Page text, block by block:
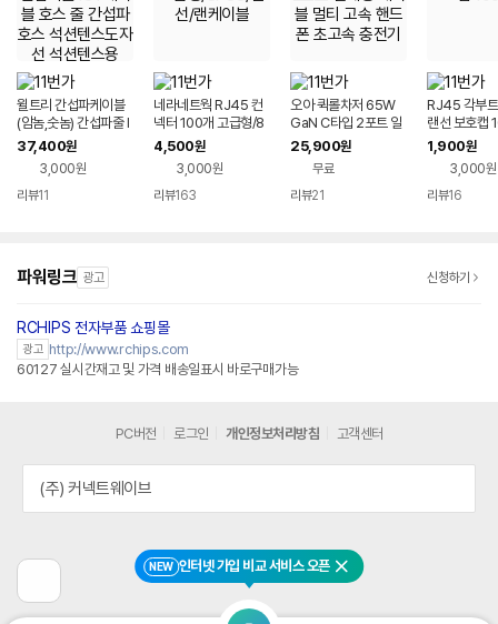
윌트리 간섭파케이블
(암놈,숫놈) 간섭파줄 I
CT케이블 호스 줄 간
섭파호스 석션텐스도
자선 석션텐스용
37,400원
3,000원
리뷰11
네라네트웍 RJ45 컨
넥터 100개 고급형/8
P8C/랜선/랜케이블
4,500원
3,000원
리뷰163
오아 퀵롤차저 65W
GaN C타입 2포트 일
체형 케이블 멀티 고속
핸드폰 초고속 충전기
25,900원
무료
리뷰21
RJ45 각부
랜선 보호캡
1,900원
3,000원
리뷰16
파워링크 광고 신청하기
RCHIPS 전자부품 쇼핑몰
광고 http://www.rchips.com
60127 실시간재고 및 가격 배송일표시 바로구매가능
전
페
NEW 인터넷 가입 비교 서비스 오픈 닫기
PC버전 로그인 개인정보처리방침 고객센터
(주) 커넥트웨이브